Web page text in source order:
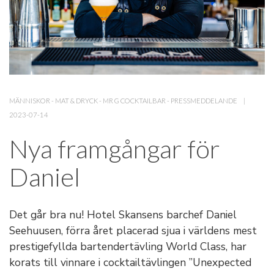
MÄNNISKOR - MAT & DRYCK- MR G COCKTAILBAR - PRESSMEDDELANDE
2023-07-14
Nya framgångar för
Daniel
Det går bra nu! Hotel Skansens barchef Daniel
Seehuusen, förra året placerad sjua i världens mest
prestigefyllda bartendertävling World Class, har
korats till vinnare i cocktailtävlingen ”Unexpected